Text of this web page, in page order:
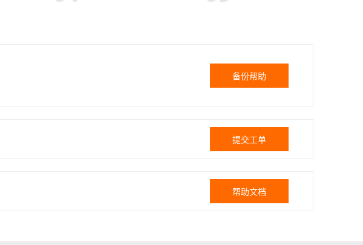
备份帮助
提交工单
帮助文档